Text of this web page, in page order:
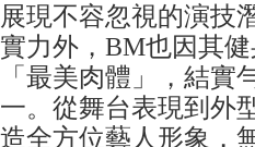
展現不容忽視的演技
實力外，BM也因其
「最美肉體」，結
一。從舞台表現到外
造全方位藝人形象，